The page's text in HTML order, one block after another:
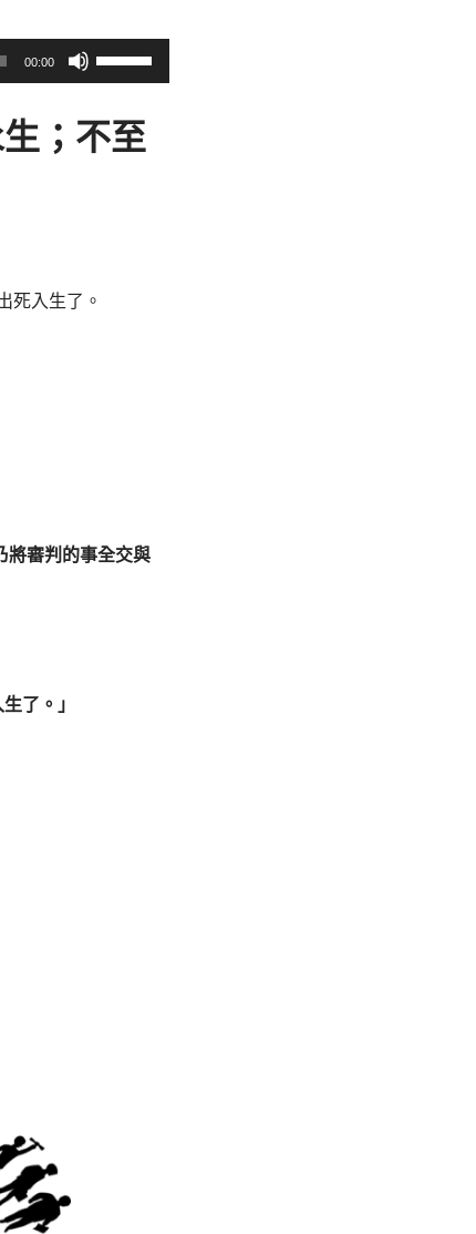
00:00
使
用
上
；不至
死入生了。
將審判的事全交與
了。」